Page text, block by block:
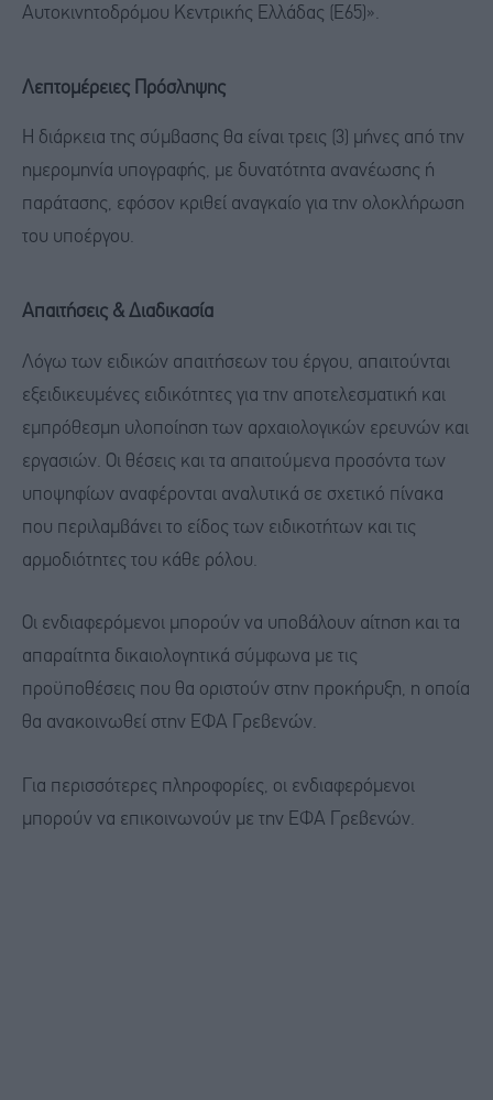
Αυτοκινητοδρόμου Κεντρικής Ελλάδας (Ε65)».
Λεπτομέρειες Πρόσληψης
Η διάρκεια της σύμβασης θα είναι τρεις (3) μήνες από την
ημερομηνία υπογραφής, με δυνατότητα ανανέωσης ή
παράτασης, εφόσον κριθεί αναγκαίο για την ολοκλήρωση
του υποέργου.
Απαιτήσεις & Διαδικασία
Λόγω των ειδικών απαιτήσεων του έργου, απαιτούνται
εξειδικευμένες ειδικότητες για την αποτελεσματική και
εμπρόθεσμη υλοποίηση των αρχαιολογικών ερευνών και
εργασιών. Οι θέσεις και τα απαιτούμενα προσόντα των
υποψηφίων αναφέρονται αναλυτικά σε σχετικό πίνακα
που περιλαμβάνει το είδος των ειδικοτήτων και τις
αρμοδιότητες του κάθε ρόλου.
Οι ενδιαφερόμενοι μπορούν να υποβάλουν αίτηση και τα
απαραίτητα δικαιολογητικά σύμφωνα με τις
προϋποθέσεις που θα οριστούν στην προκήρυξη, η οποία
θα ανακοινωθεί στην ΕΦΑ Γρεβενών.
Για περισσότερες πληροφορίες, οι ενδιαφερόμενοι
μπορούν να επικοινωνούν με την ΕΦΑ Γρεβενών.